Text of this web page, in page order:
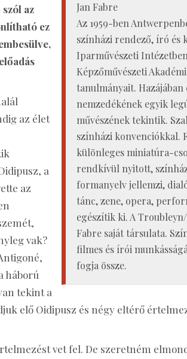
Jan Fabre
Az 1959-ben
színházi rendező, író és
Iparművészeti
Képzőművészeti
tanulmányait.
nemzedékének egyik
művészének tekintik.
színházi konvenciókkal.
különleges miniatúra-
rendkívül nyitott,
formanyelv jellemzi,
tánc, zene, opera,
egészítik ki. A
Fabre saját társulata.
filmes és írói
fogja össze.
az
ez
az élet
a
az
vak?
háború
tekint a
elő Oidipusz és négy eltérő
vet fel. De szeretném